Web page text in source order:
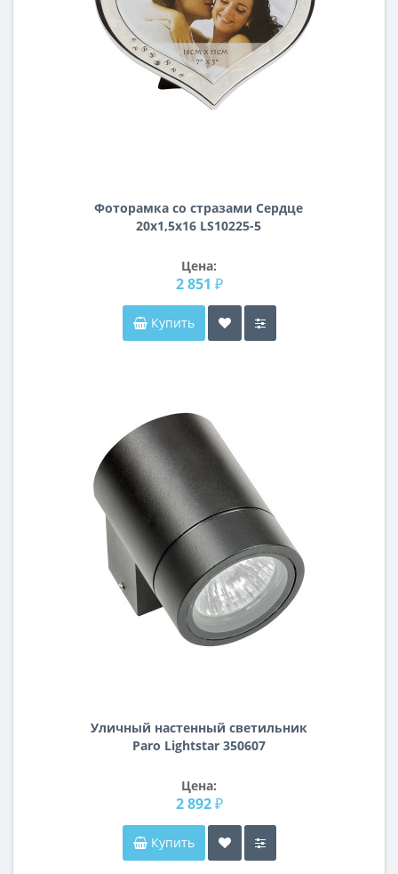
Фоторамка со стразами Сердце
20х1,5х16 LS10225-5
Цена:
2 851 ₽
Купить
Уличный настенный светильник
Paro Lightstar 350607
Цена:
2 892 ₽
Купить